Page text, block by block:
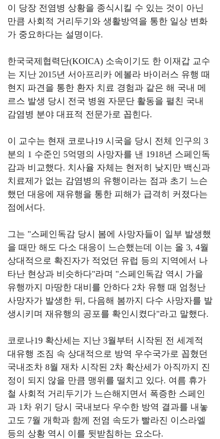
이 당장 전염병 상황을 종식시킬 수 있는 것이 아닌
만큼 사회적 거리두기와 생활방역을 통한 일상 변화
가 중요하다는 설명이다.
한국국제협력단(KOICA) 소속이기도 한 이재갑 교수
는 지난 2015년 서아프리카 에볼라 바이러스 유행 때
현지 파견을 통한 환자 치료 경험과 같은 해 국내 메
르스 발생 당시 전국 병원 자문단 활동을 펼친 국내
감염병 분야 대표적 전문가로 꼽힌다.
이 교수는 현재 코로나19 시국을 당시 전체 인구의 3
분의 1 수준인 5억명의 사망자를 낸 1918년 스페인독
감과 비교했다. 치사율 자체는 현저히 낮지만 백신과
치료제가 없는 감염병의 유행이라는 점과 초기 느슨
했던 대응에 재유행을 통한 피해가 급격히 커졌다는
점에서다.
그는 "스페인독감 당시 봄에 사망자들이 일부 발생했
을 때만 해도 다소 대응이 느슨했는데 이는 올 3, 4월
상대적으로 확진자가 적었던 유럽 등의 지역에서 나
타난 현상과 비슷하다"라며 "스페인독감 역시 가을
유행까지 마땅한 대비를 안하다 2차 유행 때 엄청난
사망자가 발생한 뒤 , 다음해 봄까지 다수 사망자를 발
생시키며 재유행의 공포를 확인시켰다"라고 말했다.
코로나19 확산세는 지난 3월부터 시작된 전 세계적
대유행 조짐 속 상대적으로 방역 우수국가로 꼽혔던
국내조차 8월 재차 시작된 2차 확산세가 아직까지 진
정이 되지 않을 만큼 맹위를 떨치고 있다. 여름 휴가
철 사회적 거리두기가 느슨해지면서 폭증한 스페인
과 1차 위기 당시 국내보다 우수한 방역 결과를 내놓
고도 7월 개학과 함께 전염 속도가 빨라진 이스라엘
등의 상황 역시 이를 뒷받침하는 요소다.